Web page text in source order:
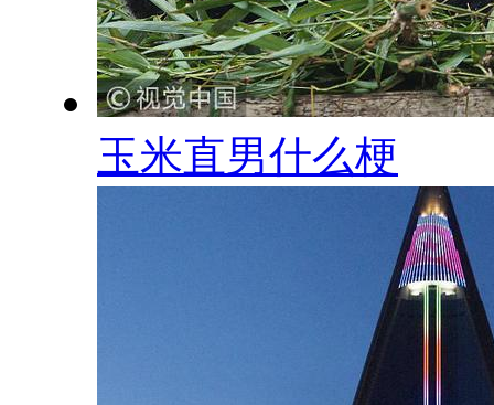
玉米直男什么梗